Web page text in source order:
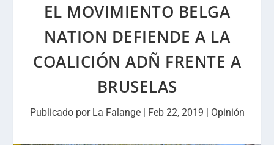
EL MOVIMIENTO BELGA
NATION DEFIENDE A LA
COALICIÓN ADÑ FRENTE A
BRUSELAS
Publicado por La Falange| Feb 22, 2019 | Opinión